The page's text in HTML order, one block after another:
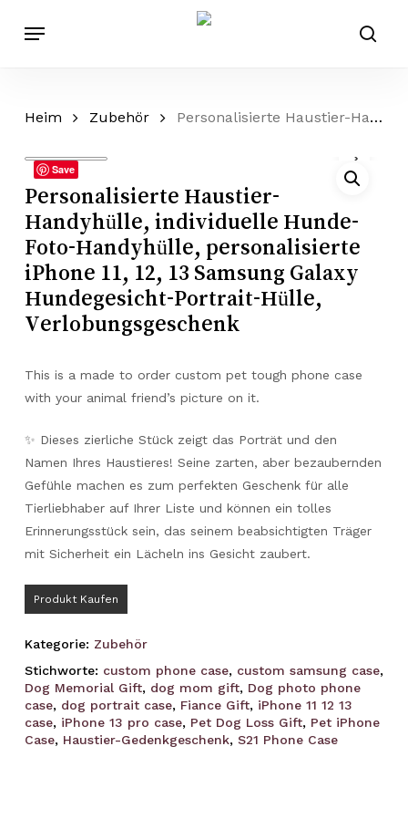
Hauptinhalt
Speisekarte
Heim Zubehör Personalisierte Haustier-Handyhülle, individuelle Hunde-Foto-Handyhülle, personalisierte iPhone 11, 12, 13 Samsung Galaxy Hundegesicht-Portrait-Hülle, Verlobungsgeschenk
Save
Personalisierte Haustier-
Handyhülle, individuelle Hunde-
Foto-Handyhülle, personalisierte
iPhone 11, 12, 13 Samsung Galaxy
Hundegesicht-Portrait-Hülle,
Verlobungsgeschenk
This is a made to order custom pet tough phone case
with your animal friend’s picture on it.
✨ Dieses zierliche Stück zeigt das Porträt und den
Namen Ihres Haustieres! Seine zarten, aber bezaubernden
Gefühle machen es zum perfekten Geschenk für alle
Tierliebhaber auf Ihrer Liste und können ein tolles
Erinnerungsstück sein, das seinem beabsichtigten Träger
mit Sicherheit ein Lächeln ins Gesicht zaubert.
Produkt Kaufen
Kategorie: Zubehör
Stichworte: custom phone case, custom samsung case,
Dog Memorial Gift, dog mom gift, Dog photo phone
case, dog portrait case, Fiance Gift, iPhone 11 12 13
case, iPhone 13 pro case, Pet Dog Loss Gift, Pet iPhone
Case, Haustier-Gedenkgeschenk, S21 Phone Case